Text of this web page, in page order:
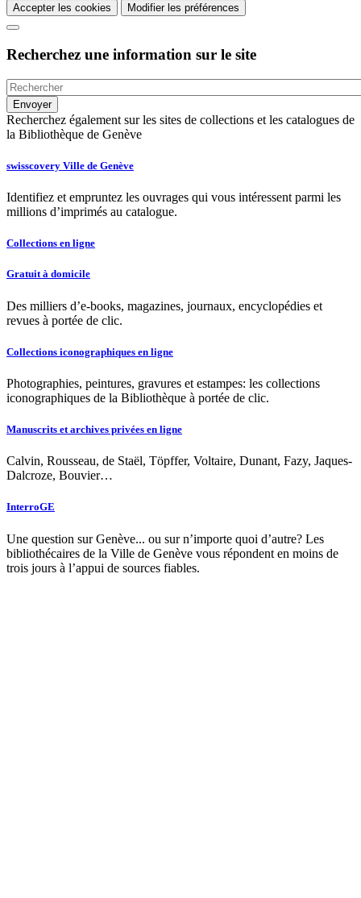
Accepter les cookies Modifier les préférences
Recherchez une information sur le site
Recherchez également sur les sites de collections et les catalogues de
la Bibliothèque de Genève
swisscovery Ville de Genève
Identifiez et empruntez les ouvrages qui vous intéressent parmi les
millions d’imprimés au catalogue.
Collections en ligne
Gratuit à domicile
Des milliers d’e-books, magazines, journaux, encyclopédies et
revues à portée de clic.
Collections iconographiques en ligne
Photographies, peintures, gravures et estampes: les collections
iconographiques de la Bibliothèque à portée de clic.
Manuscrits et archives privées en ligne
Calvin, Rousseau, de Staël, Töpffer, Voltaire, Dunant, Fazy, Jaques-
Dalcroze, Bouvier…
InterroGE
Une question sur Genève... ou sur n’importe quoi d’autre? Les
bibliothécaires de la Ville de Genève vous répondent en moins de
trois jours à l’appui de sources fiables.